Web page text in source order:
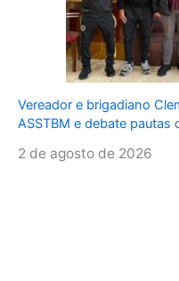
Vereador e brigadiano
ASSTBM e debate pautas
2 de agosto de 2026